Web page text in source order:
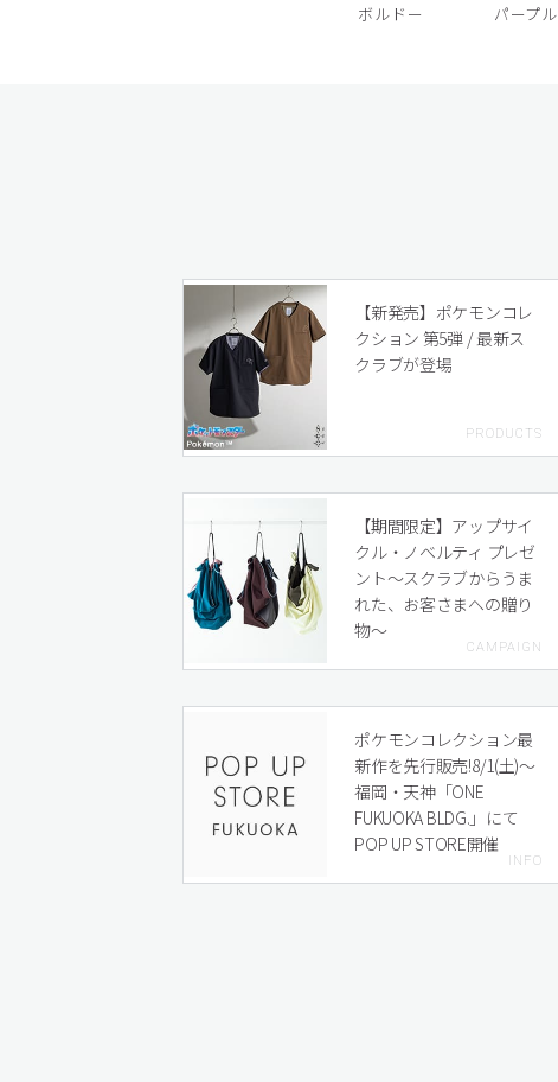
ボルドー パープル
【新発売】ポケモンコレ
クション 第5弾 / 最新ス
クラブが登場
【期間限定】アップサイ
クル・ノベルティ プレゼ
ント〜スクラブからうま
れた、お客さまへの贈り
物〜
ポケモンコレクション最
新作を先行販売!8/1(土)〜
福岡・天神「ONE
FUKUOKA BLDG.」にて
POP UP STORE開催